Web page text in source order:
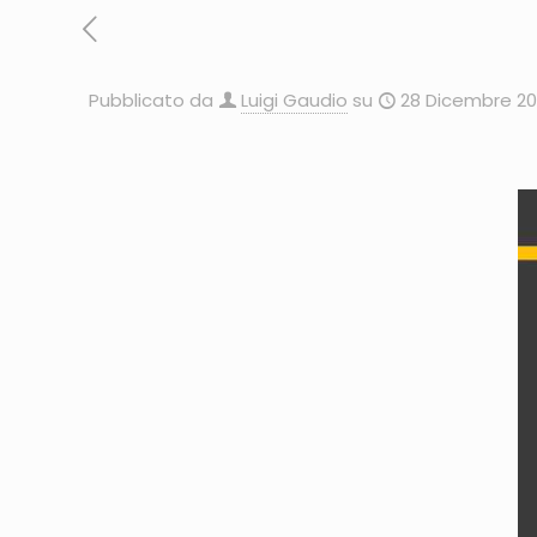
Pubblicato da Luigi Gaudio su 28 Dicembre